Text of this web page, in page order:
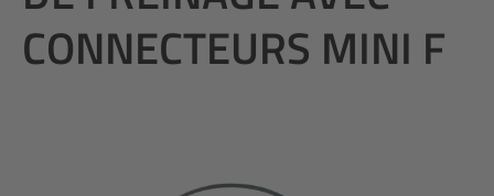
CONNECTEURS MINI F